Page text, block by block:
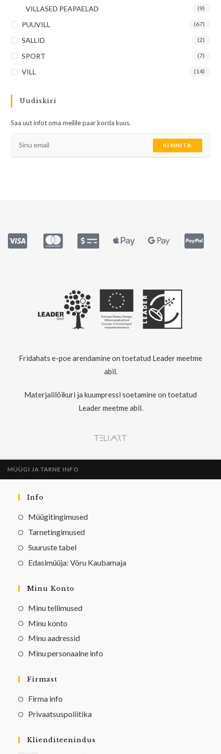
VILLASED PEAPAELAD (9)
PUUVILL (67)
SALLID (2)
SPORT (7)
VILL (14)
Uudiskiri
Saa uut infot oma meilile paar korda kuus.
KINNITA
Fridahats e-poe arendamine on toetatud Leader meetme
abil.
Materjalilõikuri ja kuumpressi soetamine on toetatud
Leader meetme abil.
MÜÜGI JA TARNE INFO
Info
Müügitingimused
Tarnetingimused
Suuruste tabel
Edasimüüja: Võru Kaubamaja
Minu Konto
Minu tellimused
Minu konto
Minu aadressid
Minu personaalne info
Firmast
Firma info
Privaatsuspoliitika
Klienditeenindus